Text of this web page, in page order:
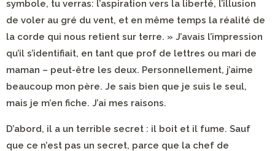
symbole, tu verras: l’aspiration vers la liberté, l’illusion
de voler au gré du vent, et en même temps la réalité de
la corde qui nous retient sur terre. » J’avais l’impression
qu’il s’identifiait, en tant que prof de lettres ou mari de
maman – peut-être les deux. Personnellement, j’aime
beaucoup mon père. Je sais bien que je suis le seul,
mais je m’en fiche. J’ai mes raisons.
D’abord, il a un terrible secret : il boit et il fume. Sauf
que ce n’est pas un secret, parce que la chef de